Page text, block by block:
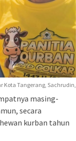
Kota Tangerang, Sachrudin,
masing-
secara
kurban tahun